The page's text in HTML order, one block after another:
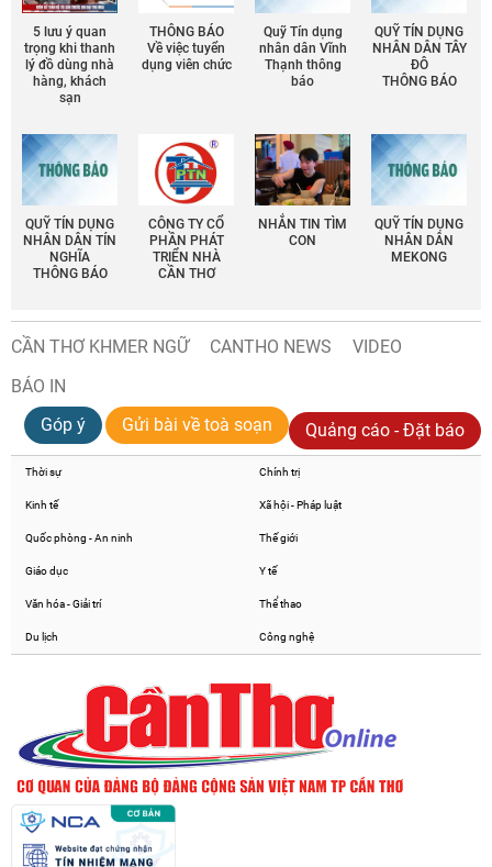
5 lưu ý quan
trọng khi thanh
lý đồ dùng nhà
hàng, khách
sạn
THÔNG BÁO
Về việc tuyển
dụng viên chức
Quỹ Tín dụng
nhân dân Vĩnh
Thạnh thông
báo
QUỸ TÍN DỤNG
NHÂN DÂN TÂY
ĐÔ
THÔNG BÁO
QUỸ TÍN DỤNG
NHÂN DÂN TÍN
NGHĨA
THÔNG BÁO
CÔNG TY CỔ
PHẦN PHÁT
TRIỂN NHÀ
CẦN THƠ
NHẮN TIN TÌM
CON
QUỸ TÍN DỤNG
NHÂN DÂN
MEKONG
CẦN THƠ KHMER NGỮ CANTHO NEWS
VIDEO
BÁO IN
Góp ý
Gửi bài về toà soạn Quảng cáo - Đặt báo
Thời sự Chính trị
Kinh tế Xã hội - Pháp luật
Quốc phòng - An ninh Thế giới
Giáo dục Y tế
Văn hóa - Giải trí Thể thao
Du lịch Công nghệ